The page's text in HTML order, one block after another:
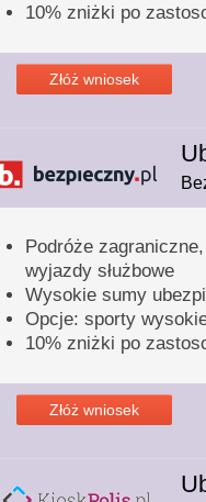
10% zniżki po
Złóż wniosek
Podróże
wyjazdy służbowe
Wysokie sumy
Opcje: sporty
10% zniżki po
Złóż wniosek